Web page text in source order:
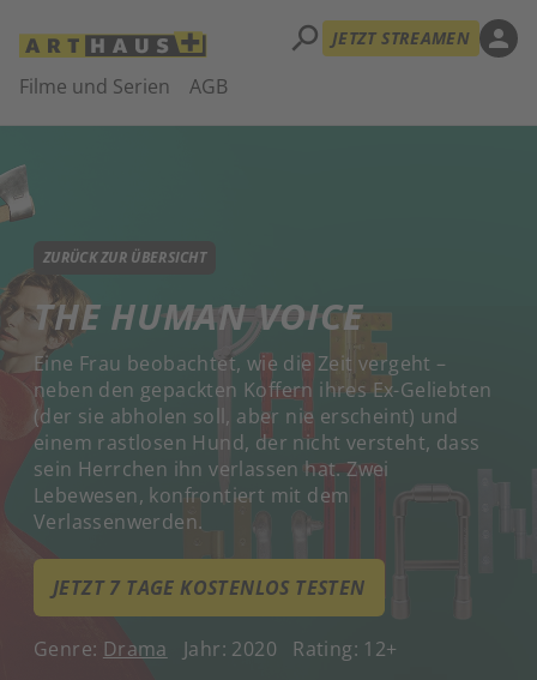
Filme und Serien AGB
search JETZT STREAMEN person
ZURÜCK ZUR ÜBERSICHT
THE HUMAN VOICE
Eine Frau beobachtet, wie die Zeit vergeht –
neben den gepackten Koffern ihres Ex-Geliebten
(der sie abholen soll, aber nie erscheint) und
einem rastlosen Hund, der nicht versteht, dass
sein Herrchen ihn verlassen hat. Zwei
Lebewesen, konfrontiert mit dem
Verlassenwerden.
JETZT 7 TAGE KOSTENLOS TESTEN
Genre: Drama Jahr: 2020 Rating: 12+